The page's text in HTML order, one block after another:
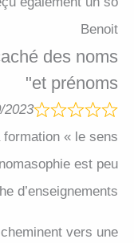
Benoit
des noms
et prénoms"
2023
« le sens
est peu
d’enseignements,
vers une